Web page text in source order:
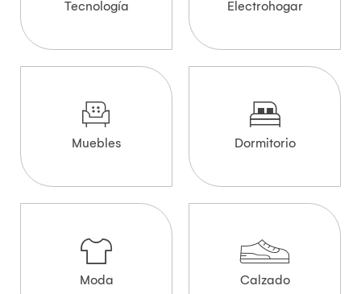
Tecnología Electrohogar
Muebles Dormitorio
Moda Calzado